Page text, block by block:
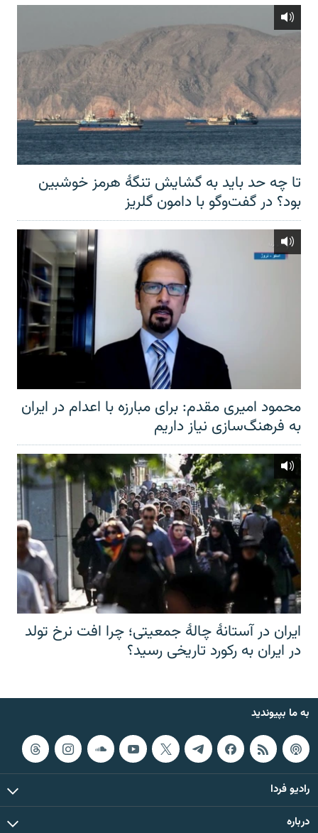
تا چه حد باید به گشایش تنگهٔ هرمز خوشبین
بود؟ در گفت‌وگو با دامون گلریز
محمود امیری مقدم: برای مبارزه با اعدام در ایران
به فرهنگ‌سازی نیاز داریم
ایران در آستانهٔ چالهٔ جمعیتی؛ چرا افت نرخ تولد
در ایران به رکورد تاریخی رسید؟
به ما بپیوندید
رادیو فردا
درباره